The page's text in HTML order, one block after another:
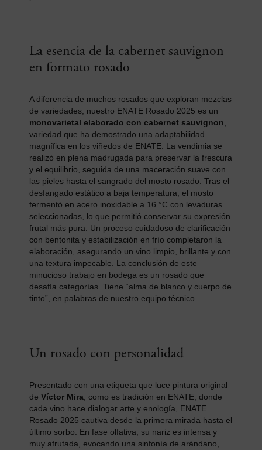
La esencia de la cabernet sauvignon
en formato rosado
A diferencia de muchos rosados que exploran mezclas
de variedades, nuestro ENATE Rosado 2025 es un
monovarietal elaborado con cabernet sauvignon,
variedad que ha demostrado una adaptabilidad
magnífica en los viñedos de ENATE. La vendimia se
realizó en plena madrugada para preservar la frescura
y el equilibrio, seguida de una maceración suave con
las pieles hasta el sangrado del mosto rosado. Tras el
desfangado estático a baja temperatura, el mosto
fermentó en acero inoxidable a 16 °C con levaduras
seleccionadas, lo que permitió conservar su expresión
frutal más pura. Un proceso cuidadoso de clarificación
con bentonita y estabilización en frío completaron la
elaboración, asegurando un vino limpio, brillante y con
una textura impecable. La conclusión de este
minucioso trabajo en bodega es un rosado que
desafía categorías. Tiene “alma de blanco y cuerpo de
tinto”, en palabras de nuestro equipo técnico.
Un rosado con personalidad
Presentado con una etiqueta que luce pintura original
de Víctor Mira, como es tradición en ENATE, donde
cada vino hace dialogar arte y enología, ENATE
Rosado 2025 cautiva desde la primera mirada hasta el
último sorbo. En fase olfativa, su nariz es intensa y
muy afrutada, evocando una sinfonía de arándano,